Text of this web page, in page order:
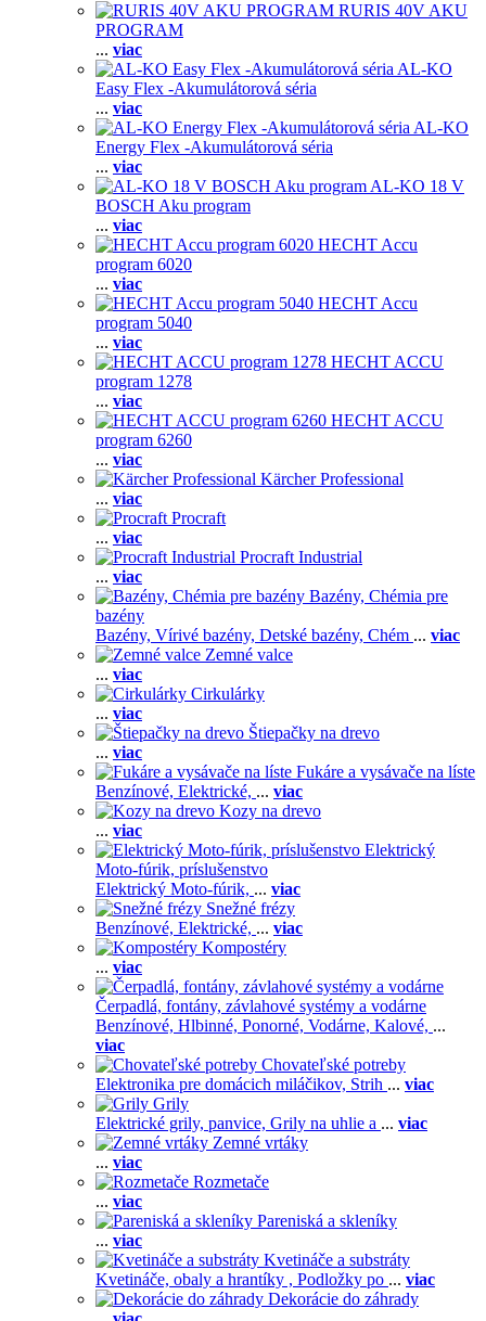
RURIS 40V AKU
PROGRAM
... viac
AL-KO
Easy Flex -Akumulátorová séria
... viac
AL-KO
Energy Flex -Akumulátorová séria
... viac
AL-KO 18 V
BOSCH Aku program
... viac
HECHT Accu
program 6020
... viac
HECHT Accu
program 5040
... viac
HECHT ACCU
program 1278
... viac
HECHT ACCU
program 6260
... viac
Kärcher Professional
... viac
Procraft
... viac
Procraft Industrial
... viac
Bazény, Chémia pre
bazény
Bazény, Vírivé bazény, Detské bazény, Chém ... viac
Zemné valce
... viac
Cirkulárky
... viac
Štiepačky na drevo
... viac
Fukáre a vysávače na líste
Benzínové, Elektrické, ... viac
Kozy na drevo
... viac
Elektrický
Moto-fúrik, príslušenstvo
Elektrický Moto-fúrik, ... viac
Snežné frézy
Benzínové, Elektrické, ... viac
Kompostéry
... viac
Čerpadlá, fontány, závlahové systémy a vodárne
Benzínové, Hlbinné, Ponorné, Vodárne, Kalové, ...
viac
Chovateľské potreby
Elektronika pre domácich miláčikov, Strih ... viac
Grily
Elektrické grily, panvice, Grily na uhlie a ... viac
Zemné vrtáky
... viac
Rozmetače
... viac
Pareniská a skleníky
... viac
Kvetináče a substráty
Kvetináče, obaly a hrantíky , Podložky po ... viac
Dekorácie do záhrady